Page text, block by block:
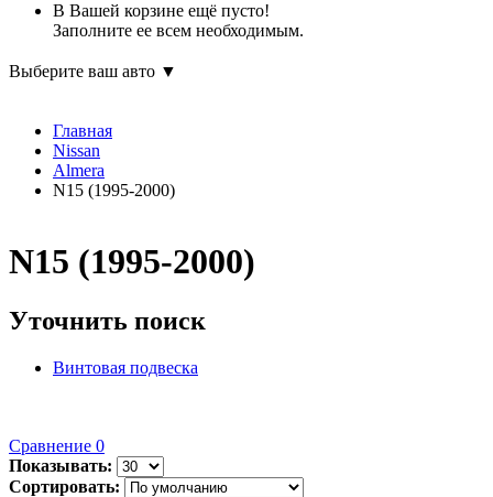
В Вашей корзине ещё пусто!
Заполните ее всем необходимым.
Выберите ваш авто ▼
Главная
Nissan
Almera
N15 (1995-2000)
N15 (1995-2000)
Уточнить поиск
Винтовая подвеска
Сравнение 0
Показывать:
Сортировать: